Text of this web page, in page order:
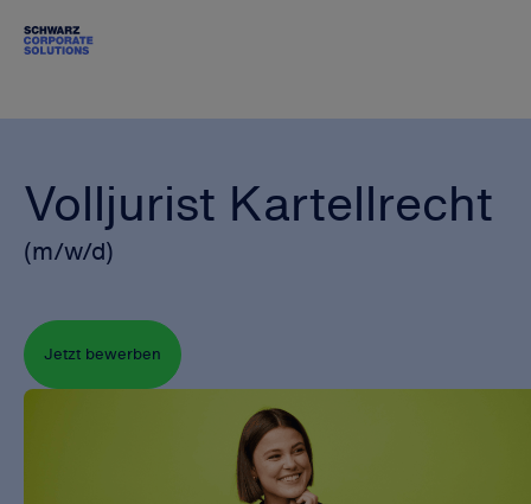
Volljurist Kartellrecht
(m/w/d)
Jetzt bewerben